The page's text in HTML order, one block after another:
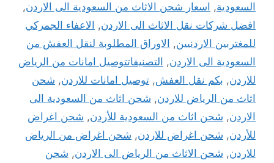
السعودية, اسعار شحن الاثاث من السعودية الى الاردن,
افضل شركات نقل الاثاث الى الاردن, الاعفاء الجمركي
للمغتربين الاردنيين, الاوراق المطلوبة لنقل العفش من
السعودية الى الاردن, التصنيفاتتوصيل امانات من الرياض
للاردن, بكم نقل العفش, توصيل امانات للاردن, شحن
اثاث من الرياض للاردن, شحن اثاث من السعودية الى
الاردن, شحن اثاث من السعودية للأردن, شحن اغراض
للأردن, شحن اغراض للاردن, شحن اغراض من الرياض
للاردن, شحن الاثاث من الرياض الى الاردن, شحن